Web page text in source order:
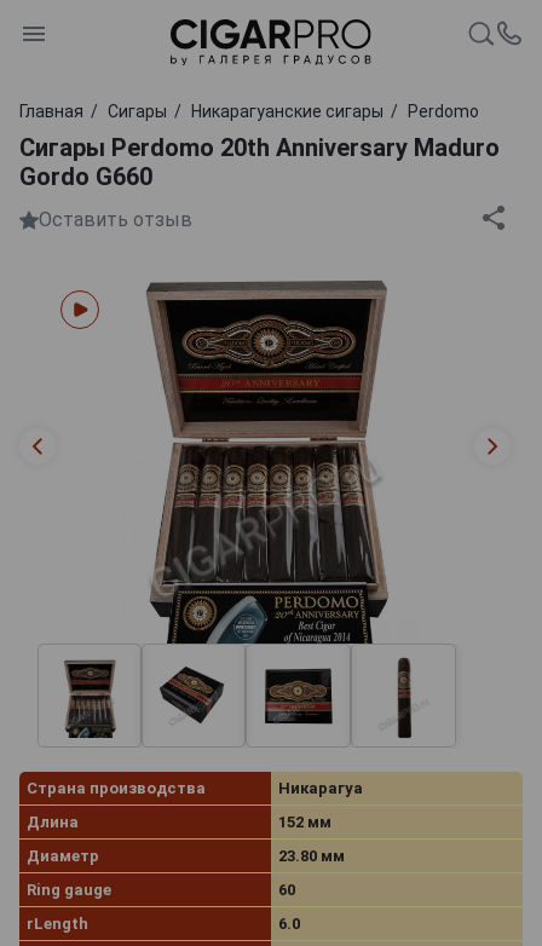
Главная Сигары Никарагуанские сигары Perdomo
Сигары Perdomo 20th Anniversary Maduro
Gordo G660
Оставить отзыв
Страна производства
Никарагуа
Длина
152 мм
Диаметр
23.80 мм
Ring gauge
60
rLength
6.0